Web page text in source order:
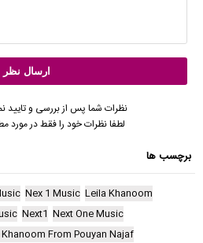
نظرات شما پس از بررسی و تایید
لطفا نظرات خود را فقط در مورد
برچسب ها
Leila Khanoom
Nex 1 Music
Next One Music
Next1
From Pouyan Najaf